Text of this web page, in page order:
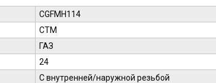
CGFMH114
СТМ
ГАЗ
24
С внутренней/наружной резьбой